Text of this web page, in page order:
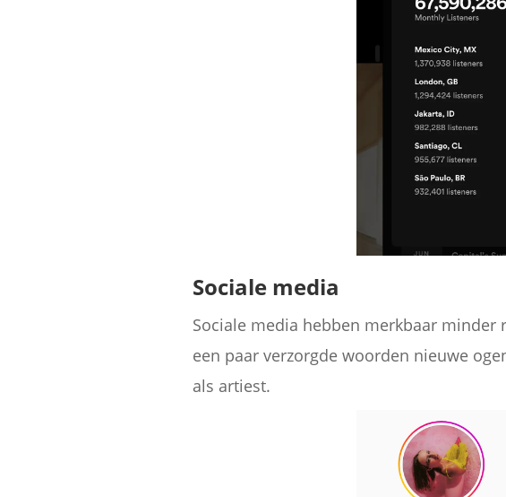
Sociale media
Sociale media hebben merkbaar
een paar verzorgde woorden nieuwe
als artiest.